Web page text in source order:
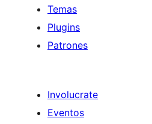
Temas
Plugins
Patrones
Involucrate
Eventos